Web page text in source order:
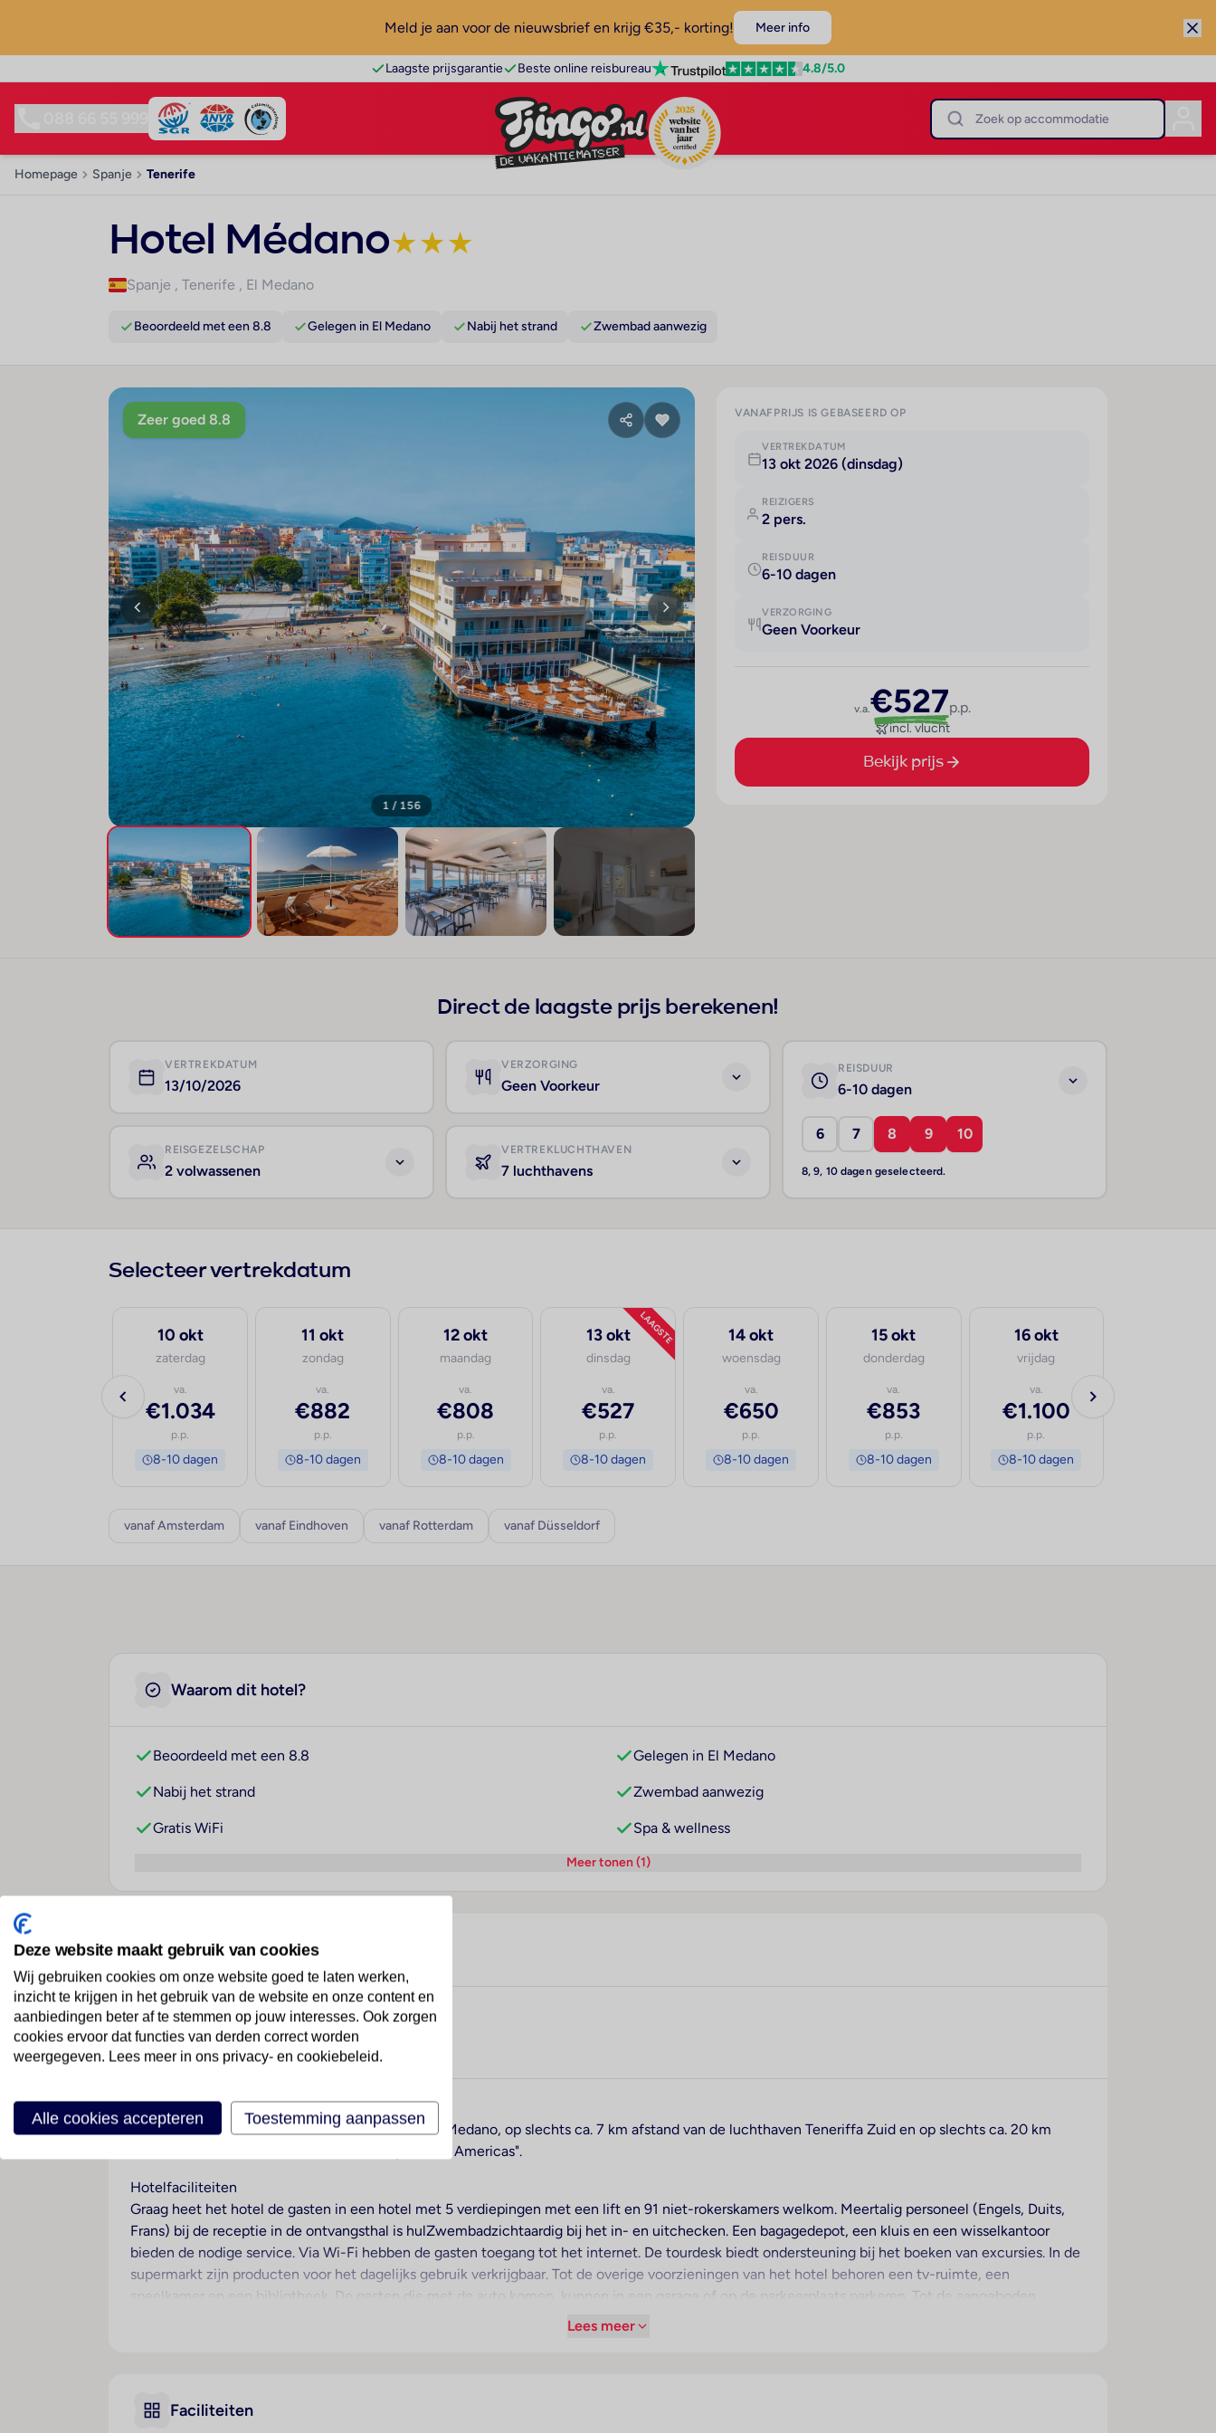
Meld je aan voor de nieuwsbrief en krijg €35,- korting! Meer info
Laagste prijsgarantie Beste online reisbureau 4.8/5.0
Homepage Spanje Tenerife
Hotel Médano★★★
Spanje , Tenerife , El Medano
Beoordeeld met een 8.8 Gelegen in El Medano Nabij het strand Zwembad aanwezig
Zeer goed 8.8
1 / 156
VANAFPRIJS IS GEBASEERD OP
VERTREKDATUM
13 okt 2026 (dinsdag)
REIZIGERS
2 pers.
REISDUUR
6-10 dagen
VERZORGING
Geen Voorkeur
v.a.€527p.p.
incl. vlucht
Bekijk prijs
Direct de laagste prijs berekenen!
VERTREKDATUM
13/10/2026
VERZORGING
Geen Voorkeur
REISDUUR
6-10 dagen
6 7 8 9 10
8, 9, 10 dagen geselecteerd.
REISGEZELSCHAP
2 volwassenen
VERTREKLUCHTHAVEN
7 luchthavens
Selecteer vertrekdatum
10 okt
zaterdag
va.
€1.034
p.p.
8-10 dagen
11 okt
zondag
va.
€882
p.p.
8-10 dagen
12 okt
maandag
va.
€808
p.p.
8-10 dagen
LAAGSTE
13 okt
dinsdag
va.
€527
p.p.
8-10 dagen
14 okt
woensdag
va.
€650
p.p.
8-10 dagen
15 okt
donderdag
va.
€853
p.p.
8-10 dagen
16 okt
vrijdag
va.
€1.100
p.p.
8-10 dagen
vanaf Amsterdam vanaf Eindhoven vanaf Rotterdam vanaf Düsseldorf
Waarom dit hotel?
Beoordeeld met een 8.8 Gelegen in El Medano
Nabij het strand Zwembad aanwezig
Gratis WiFi Spa & wellness
Meer tonen (1)
Over dit hotel
Hotel Médano
Spanje· Tenerife· El Medano
Ligging
Dit strandhotel ligt in de overzichtelijke plaats El Medano, op slechts ca. 7 km afstand van de luchthaven Teneriffa Zuid en op slechts ca. 20 km
afstand van het toeristische centrum "Playa de las Americas".
Hotelfaciliteiten
Graag heet het hotel de gasten in een hotel met 5 verdiepingen met een lift en 91 niet-rokerskamers welkom. Meertalig personeel (Engels, Duits,
Frans) bij de receptie in de ontvangsthal is hulZwembadzichtaardig bij het in- en uitchecken. Een bagagedepot, een kluis en een wisselkantoor
bieden de nodige service. Via Wi-Fi hebben de gasten toegang tot het internet. De tourdesk biedt ondersteuning bij het boeken van excursies. In de
supermarkt zijn producten voor het dagelijks gebruik verkrijgbaar. Tot de overige voorzieningen van het hotel behoren een tv-ruimte, een
speelkamer en een bibliotheek. De gasten die met de auto komen, kunnen in een garage of op de parkeerplaats parkeren. Tot de aangeboden
diensten horen een autoverhuur, een medische dienst, een wekdienst, een wasservice en een muntwasserette. Sportieve gasten die het
Een balkon met zeezicht nodigt in de meeste verblijven uit tot heerlijk relaxen. De kamers beschikken over een tweepersoonsbed. Extra bedden
Lees meer
Faciliteiten
Deze website maakt gebruik van cookies
Wij gebruiken cookies om onze website goed te laten werken,
inzicht te krijgen in het gebruik van de website en onze content en
aanbiedingen beter af te stemmen op jouw interesses. Ook zorgen
cookies ervoor dat functies van derden correct worden
weergegeven. Lees meer in ons privacy- en cookiebeleid.
Alle cookies accepteren Toestemming aanpassen